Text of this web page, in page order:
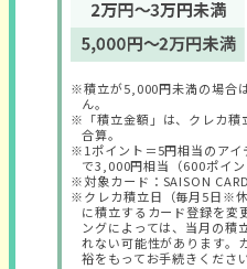
※積立が5,000円未満の場合
ん。
※「積立金額」は、クレカ積
合算。
※1ポイント＝5円相当のアイ
で3,000円相当（600ポイン
※対象カード：SAISON
※クレカ積立日（毎月5日※
に積立するカード登録を変
ングによっては、当月の積
れない可能性があります。
裕をもってお手続きください